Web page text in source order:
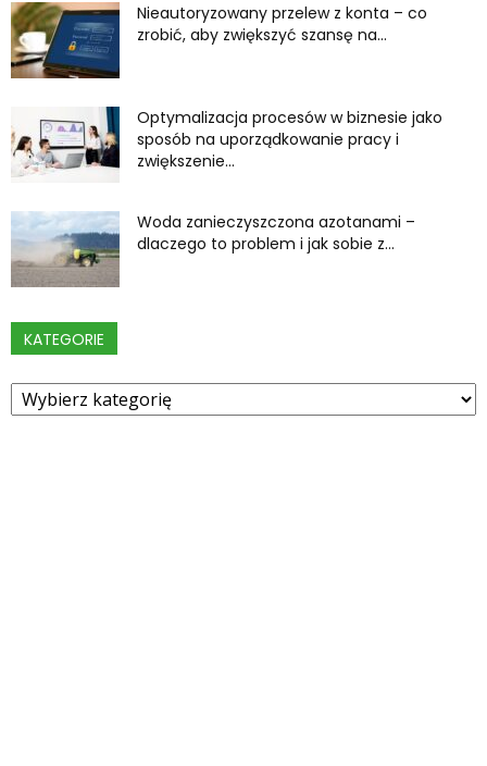
Nieautoryzowany przelew z konta – co
zrobić, aby zwiększyć szansę na...
Optymalizacja procesów w biznesie jako
sposób na uporządkowanie pracy i
zwiększenie...
Woda zanieczyszczona azotanami –
dlaczego to problem i jak sobie z...
KATEGORIE
Kategorie